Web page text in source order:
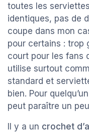
toutes les
identiques, pas de
coupe dans mon
pour certains : trop
court pour les fans
utilise surtout
standard et
bien. Pour
peut paraître un
Il y a un crochet